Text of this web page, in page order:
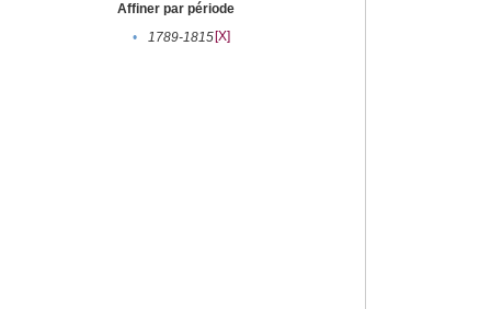
Affiner par période
•
1789-1815[X]